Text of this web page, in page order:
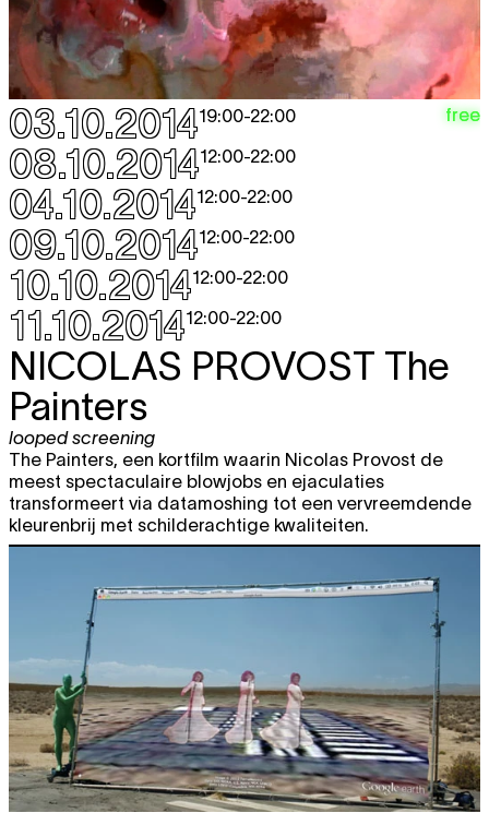
03.10.201419:00-22:00
08.10.201412:00-22:00
04.10.201412:00-22:00
09.10.201412:00-22:00
10.10.201412:00-22:00
11.10.201412:00-22:00
free
NICOLAS PROVOST The
Painters
looped screening
The Painters, een kortfilm waarin Nicolas Provost de
meest spectaculaire blowjobs en ejaculaties
transformeert via datamoshing tot een vervreemdende
kleurenbrij met schilderachtige kwaliteiten.